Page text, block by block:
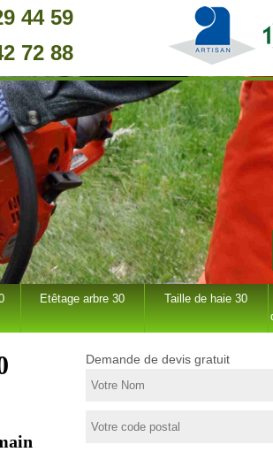
44 59
72 88
Etêtage arbre 30 Taille de haie 30
Demande de devis gratuit